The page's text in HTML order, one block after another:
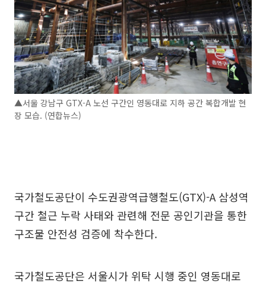
▲서울 강남구 GTX-A 노선 구간인 영동대로 지하 공간 복합개발 현
장 모습. (연합뉴스)
국가철도공단이 수도권광역급행철도(GTX)-A 삼성역
구간 철근 누락 사태와 관련해 전문 공인기관을 통한
구조물 안전성 검증에 착수한다.
국가철도공단은 서울시가 위탁 시행 중인 영동대로